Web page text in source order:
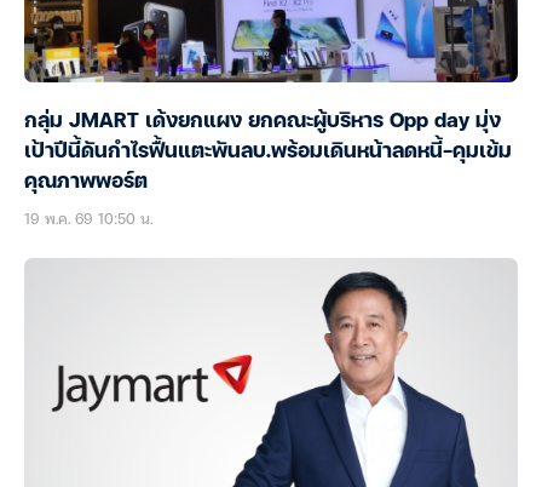
กลุ่ม JMART เด้งยกแผง ยกคณะผู้บริหาร Opp day มุ่ง
เป้าปีนี้ดันกำไรฟื้นแตะพันลบ.พร้อมเดินหน้าลดหนี้-คุมเข้ม
คุณภาพพอร์ต
19 พ.ค. 69 10:50 น.